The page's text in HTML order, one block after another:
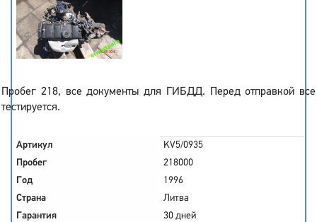
Пробег 218, все документы для ГИБДД. Перед отправкой все
тестируется.
Артикул
KV5/0935
Пробег
218000
Год
1996
Страна
Литва
Гарантия
30 дней